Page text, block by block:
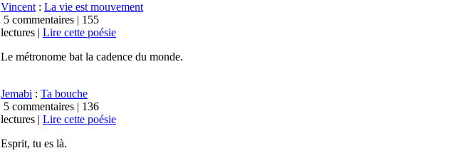
Vincent : La vie est mouvement
5 commentaires | 155
lectures | Lire cette poésie
Le métronome bat la cadence du monde.
Jemabi : Ta bouche
5 commentaires | 136
lectures | Lire cette poésie
Esprit, tu es là.